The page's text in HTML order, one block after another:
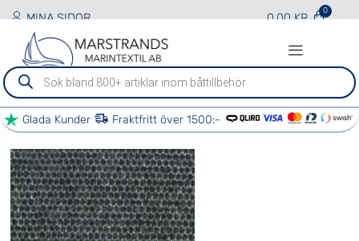
MINA SIDOR 0.00KR
Sök
efter
produkter
Glada Kunder
Fraktfritt över 1500:-